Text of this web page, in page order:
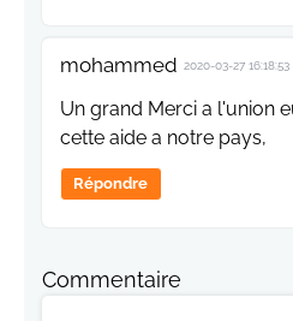
mohammed 2020-03-27 16:18:53
Un grand Merci a l'union
cette aide a notre pays,
Répondre
Commentaire